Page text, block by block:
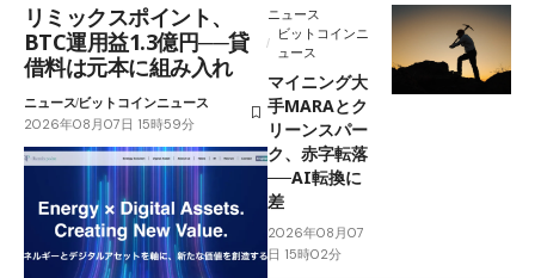
リミックスポイント、
BTC運用益1.3億円──貸
借料は元本に組み入れ
ニュースビットコインニュース
2026年08月07日 15時59分
ニュース
ビットコインニ
ュース
マイニング大
手MARAとク
リーンスパー
ク、赤字転落
──AI転換に
差
2026年08月07
日 15時02分